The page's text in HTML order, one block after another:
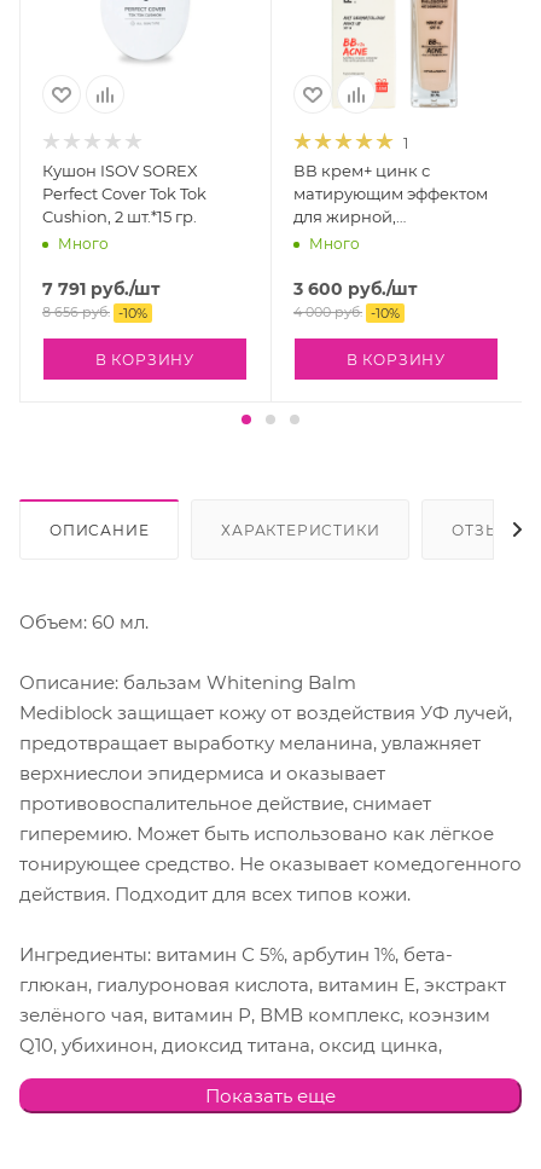
Кушон ISOV SOREX
Perfect Cover Tok Tok
Cushion, 2 шт.*15 гр.
Много
7 791 руб./шт
8 656руб. -10%
В КОРЗИНУ
1
ВВ крем+ цинк с
матирующим эффектом
для жирной,
проблемной кожи
Dermatology BB + Zn
Мating Сream Аdapter
Много
3 600 руб./шт
4 000руб. -10%
В КОРЗИНУ
ОПИСАНИЕ ХАРАКТЕРИСТИКИ ОТЗЫВЫ
Объем: 60 мл.
Описание: бальзам Whitening Balm
Mediblock защищает кожу от воздействия УФ лучей,
предотвращает выработку меланина, увлажняет
верхниеслои эпидермиса и оказывает
противовоспалительное действие, снимает
гиперемию. Может быть использовано как лёгкое
тонирующее средство. Не оказывает комедогенного
действия. Подходит для всех типов кожи.
Ингредиенты: витамин С 5%, арбутин 1%, бета-
глюкан, гиалуроновая кислота, витамин Е, экстракт
зелёного чая, витамин Р, ВМВ комплекс, коэнзим
Q10, убихинон, диоксид титана, оксид цинка,
арбутин, экстракт камелии, рутин, экстракт
лакричника, экстракт центелы азиатской.
Показать еще